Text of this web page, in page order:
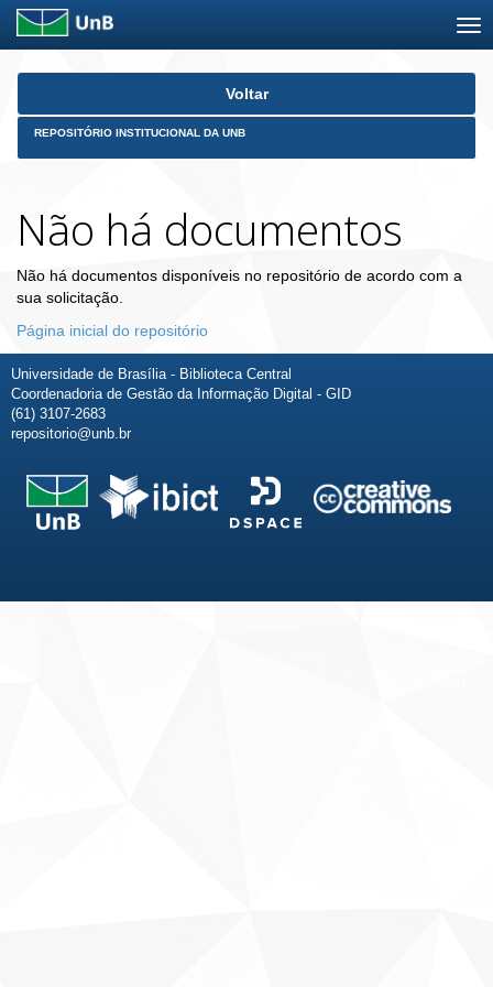
Skip
Voltar
REPOSITÓRIO INSTITUCIONAL DA UNB
Não há documentos
Não há documentos disponíveis no repositório de acordo com a
sua solicitação.
Página inicial do repositório
Universidade de Brasília - Biblioteca Central
Coordenadoria de Gestão da Informação Digital - GID
(61) 3107-2683
repositorio@unb.br